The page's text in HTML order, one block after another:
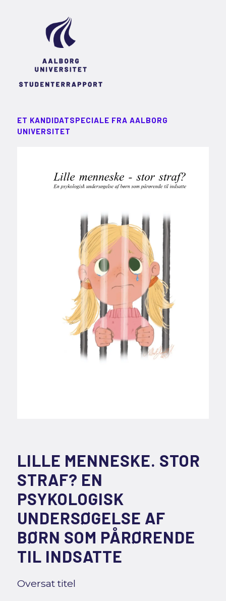
ET KANDIDATSPECIALE FRA AALBORG
UNIVERSITET
LILLE MENNESKE. STOR
STRAF? EN
PSYKOLOGISK
UNDERSØGELSE AF
BØRN SOM PÅRØRENDE
TIL INDSATTE
Oversat titel